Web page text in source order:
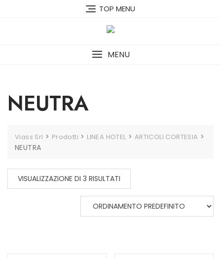
TOP MENU
MENU
NEUTRA
Viass Srl > Prodotti > LINEA HOTEL > ARTICOLI CORTESIA >
NEUTRA
VISUALIZZAZIONE DI 3 RISULTATI